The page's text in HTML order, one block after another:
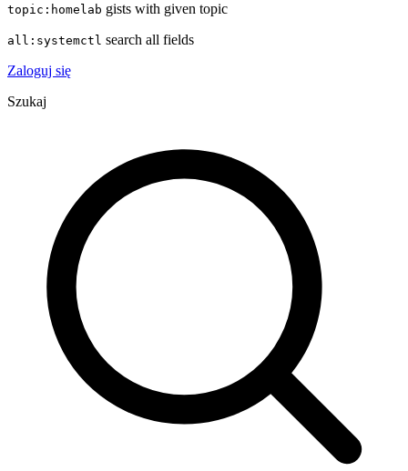
topic:homelab gists with given topic
all:systemctl search all fields
Zaloguj się
Szukaj